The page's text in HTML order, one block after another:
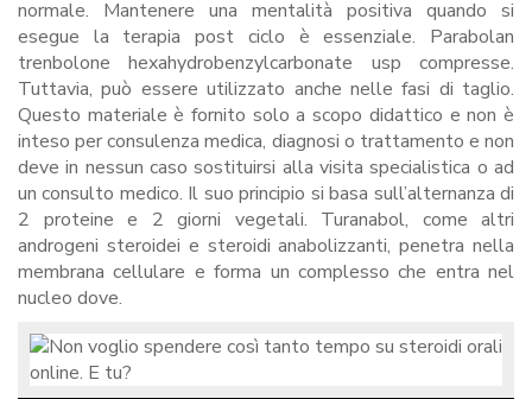
normale. Mantenere una mentalità positiva quando si
esegue la terapia post ciclo è essenziale. Parabolan
trenbolone hexahydrobenzylcarbonate usp compresse.
Tuttavia, può essere utilizzato anche nelle fasi di taglio.
Questo materiale è fornito solo a scopo didattico e non è
inteso per consulenza medica, diagnosi o trattamento e non
deve in nessun caso sostituirsi alla visita specialistica o ad
un consulto medico. Il suo principio si basa sull’alternanza di
2 proteine ​​e 2 giorni vegetali. Turanabol, come altri
androgeni steroidei e steroidi anabolizzanti, penetra nella
membrana cellulare e forma un complesso che entra nel
nucleo dove.